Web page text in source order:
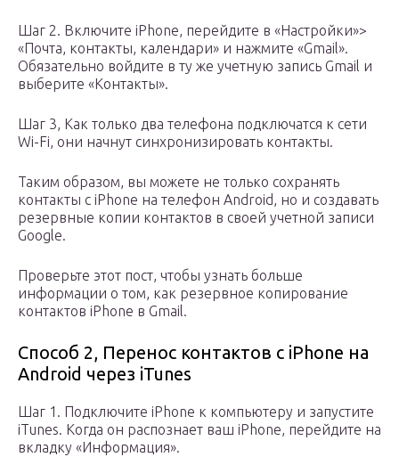
Шаг 2. Включите iPhone, перейдите в «Настройки»>
«Почта, контакты, календари» и нажмите «Gmail».
Обязательно войдите в ту же учетную запись Gmail и
выберите «Контакты».
Шаг 3, Как только два телефона подключатся к сети
Wi-Fi, они начнут синхронизировать контакты.
Таким образом, вы можете не только сохранять
контакты с iPhone на телефон Android, но и создавать
резервные копии контактов в своей учетной записи
Google.
Проверьте этот пост, чтобы узнать больше
информации о том, как резервное копирование
контактов iPhone в Gmail.
Способ 2, Перенос контактов с iPhone на
Android через iTunes
Шаг 1. Подключите iPhone к компьютеру и запустите
iTunes. Когда он распознает ваш iPhone, перейдите на
вкладку «Информация».